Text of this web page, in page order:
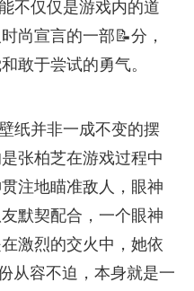
不仅仅是游戏内的道
尚宣言的一部📝分，
敢于尝试的勇气。
纸并非一成不变的摆
张柏芝在游戏过程中
注地瞄准敌人，眼神
默契配合，一个眼神
激烈的交火中，她依
从容不迫，本身就是一